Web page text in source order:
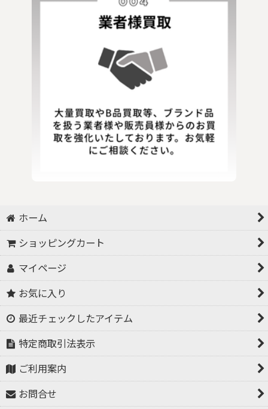
ホーム
ショッピングカート
マイページ
お気に入り
最近チェックしたアイテム
特定商取引法表示
ご利用案内
お問合せ